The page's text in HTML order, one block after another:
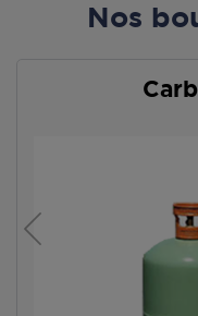
Nos